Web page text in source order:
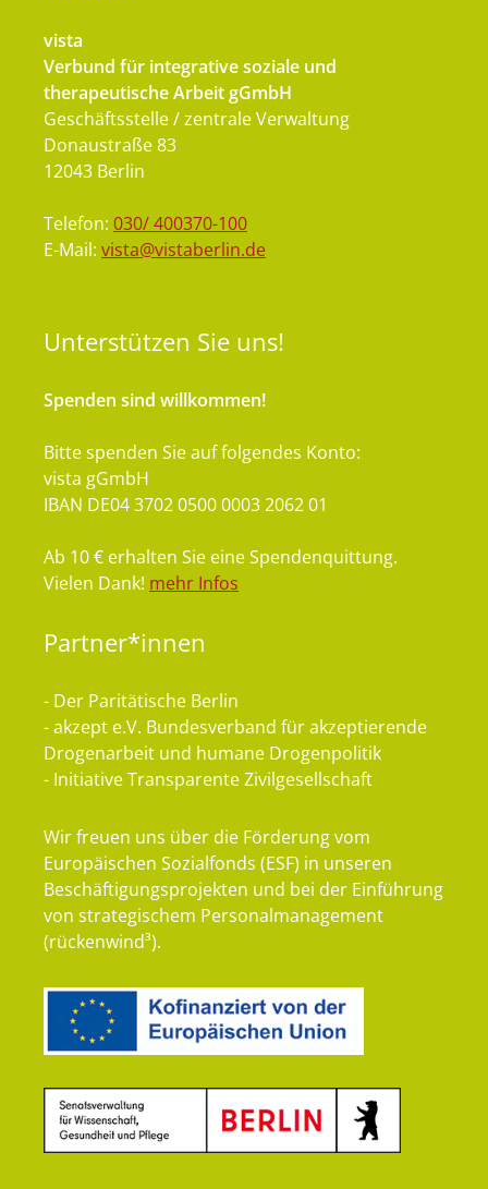
vista
Verbund für integrative soziale und
therapeutische Arbeit gGmbH
Geschäftsstelle / zentrale Verwaltung
Donaustraße 83
12043 Berlin
Telefon: 030/ 400370-100
E-Mail: vista@vistaberlin.de
Unterstützen Sie uns!
Spenden sind willkommen!
Bitte spenden Sie auf folgendes Konto:
vista gGmbH
IBAN DE04 3702 0500 0003 2062 01
Ab 10 € erhalten Sie eine Spendenquittung.
Vielen Dank! mehr Infos
Partner*innen
- Der Paritätische Berlin
- akzept e.V. Bundesverband für akzeptierende
Drogenarbeit und humane Drogenpolitik
- Initiative Transparente Zivilgesellschaft
Wir freuen uns über die Förderung vom
Europäischen Sozialfonds (ESF) in unseren
Beschäftigungsprojekten und bei der Einführung
von strategischem Personalmanagement
(rückenwind³).